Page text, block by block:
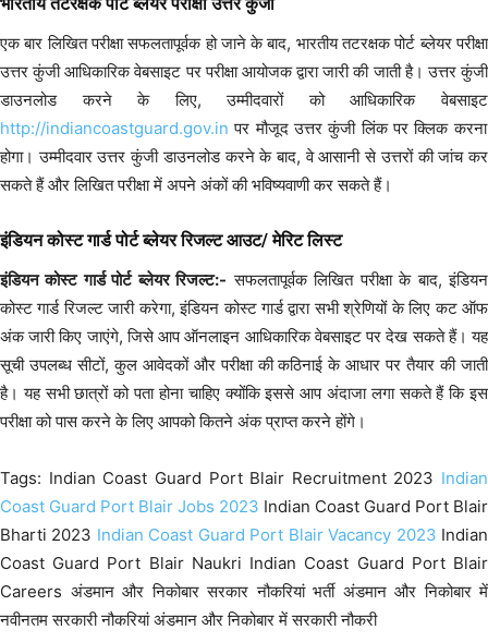
एक बार लिखित परीक्षा सफलतापूर्वक हो जाने के बाद, भारतीय तटरक्षक पोर्ट ब्लेयर परीक्षा
उत्तर कुंजी आधिकारिक वेबसाइट पर परीक्षा आयोजक द्वारा जारी की जाती है। उत्तर कुंजी
डाउनलोड करने के लिए, उम्मीदवारों को आधिकारिक वेबसाइट
http://indiancoastguard.gov.in पर मौजूद उत्तर कुंजी लिंक पर क्लिक करना
होगा। उम्मीदवार उत्तर कुंजी डाउनलोड करने के बाद, वे आसानी से उत्तरों की जांच कर
सकते हैं और लिखित परीक्षा में अपने अंकों की भविष्यवाणी कर सकते हैं।
इंडियन कोस्ट गार्ड पोर्ट ब्लेयर रिजल्ट आउट/ मेरिट लिस्ट
इंडियन कोस्ट गार्ड पोर्ट ब्लेयर रिजल्ट:- सफलतापूर्वक लिखित परीक्षा के बाद, इंडियन
कोस्ट गार्ड रिजल्ट जारी करेगा, इंडियन कोस्ट गार्ड द्वारा सभी श्रेणियों के लिए कट ऑफ
अंक जारी किए जाएंगे, जिसे आप ऑनलाइन आधिकारिक वेबसाइट पर देख सकते हैं। यह
सूची उपलब्ध सीटों, कुल आवेदकों और परीक्षा की कठिनाई के आधार पर तैयार की जाती
है। यह सभी छात्रों को पता होना चाहिए क्योंकि इससे आप अंदाजा लगा सकते हैं कि इस
परीक्षा को पास करने के लिए आपको कितने अंक प्राप्त करने होंगे।
Tags: Indian Coast Guard Port Blair Recruitment 2023 Indian
Coast Guard Port Blair Jobs 2023 Indian Coast Guard Port Blair
Bharti 2023 Indian Coast Guard Port Blair Vacancy 2023 Indian
Coast Guard Port Blair Naukri Indian Coast Guard Port Blair
Careers अंडमान और निकोबार सरकार नौकरियां भर्ती अंडमान और निकोबार में
नवीनतम सरकारी नौकरियां अंडमान और निकोबार में सरकारी नौकरी